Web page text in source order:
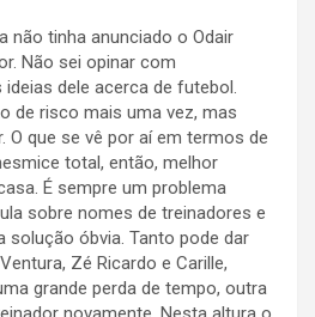
não tinha anunciado o Odair
Não sei opinar com
dele acerca de futebol.
de risco mais uma vez, mas
O que se vê por aí em termos de
total, então, melhor
É sempre um problema
sobre nomes de treinadores e
solução óbvia. Tanto pode dar
Zé Ricardo e Carille,
grande perda de tempo, outra